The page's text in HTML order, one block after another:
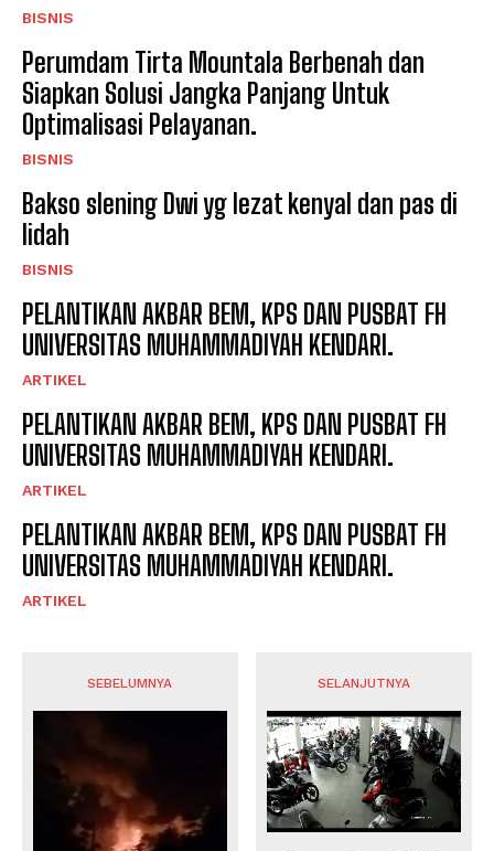
BISNIS
Perumdam Tirta Mountala Berbenah dan
Siapkan Solusi Jangka Panjang Untuk
Optimalisasi Pelayanan.
BISNIS
Bakso slening Dwi yg lezat kenyal dan pas di
lidah
BISNIS
PELANTIKAN AKBAR BEM, KPS DAN PUSBAT FH
UNIVERSITAS MUHAMMADIYAH KENDARI.
ARTIKEL
PELANTIKAN AKBAR BEM, KPS DAN PUSBAT FH
UNIVERSITAS MUHAMMADIYAH KENDARI.
ARTIKEL
PELANTIKAN AKBAR BEM, KPS DAN PUSBAT FH
UNIVERSITAS MUHAMMADIYAH KENDARI.
ARTIKEL
SEBELUMNYA SELANJUTNYA